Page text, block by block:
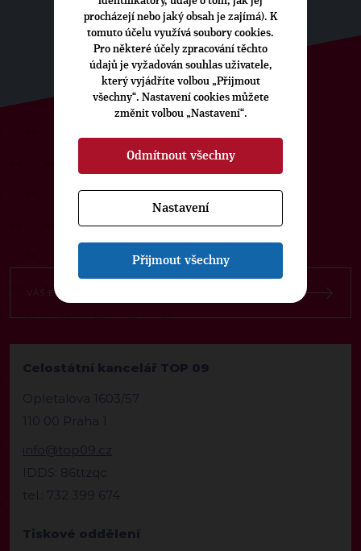
ODEBÍREJTE NÁŠ TOPOVÝ
NEWSLETTER
Celostátní kancelář TOP 09
Opletalova 1603/57
110 00 Praha 1
info@top09.cz
IDDS: 86ttzqc
tel.: 732 399 674
Tiskové oddělení
procházejí nebo jaký obsah je zajímá). K
tomuto účelu využívá soubory cookies.
Pro některé účely zpracování těchto
údajů je vyžadován souhlas uživatele,
který vyjádříte volbou „Přijmout
všechny“. Nastavení cookies můžete
změnit volbou „Nastavení“.
Odmítnout všechny
Nastavení
Přijmout všechny